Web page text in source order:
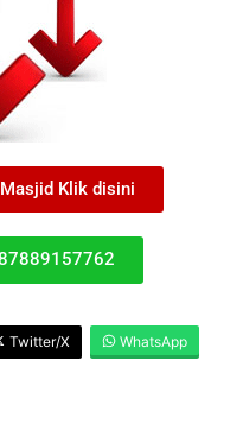
Klik disini
Twitter/X WhatsApp